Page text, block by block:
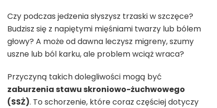
Czy podczas jedzenia słyszysz trzaski w szczęce?
Budzisz się z napiętymi mięśniami twarzy lub bólem
głowy? A może od dawna leczysz migreny, szumy
uszne lub ból karku, ale problem wciąż wraca?
Przyczyną takich dolegliwości mogą być
zaburzenia stawu skroniowo-żuchwowego
(SSŻ). To schorzenie, które coraz częściej dotyczy